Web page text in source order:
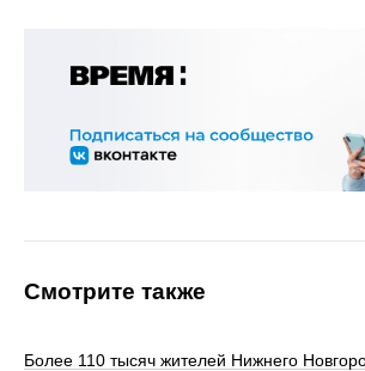
Смотрите также
Более 110 тысяч жителей Нижнего